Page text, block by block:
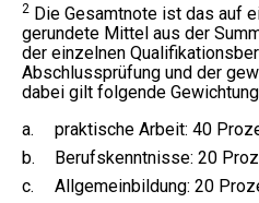
2 Die Gesamtnote ist das auf
gerundete Mittel aus der
der einzelnen
Abschlussprüfung und der
dabei gilt folgende
a.
praktische Arbeit: 40
b.
Berufskenntnisse: 20
c.
Allgemeinbildung: 20